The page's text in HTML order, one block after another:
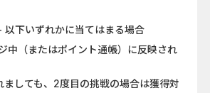
下いずれかに当てはまる場合
中（またはポイント通帳）に反映され
しても、2度目の挑戦の場合は獲得対